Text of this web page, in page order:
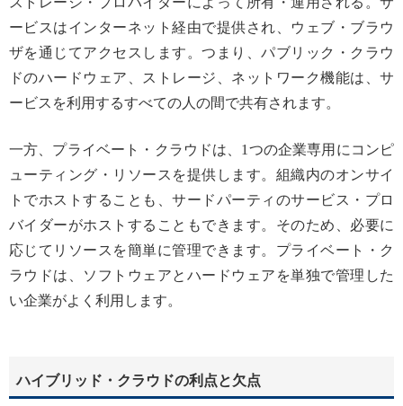
ービスはインターネット経由で提供され、ウェブ・ブラウ
ザを通じてアクセスします。つまり、パブリック・クラウ
ドのハードウェア、ストレージ、ネットワーク機能は、サ
ービスを利用するすべての人の間で共有されます。
一方、プライベート・クラウドは、1つの企業専用にコンピ
ューティング・リソースを提供します。組織内のオンサイ
トでホストすることも、サードパーティのサービス・プロ
バイダーがホストすることもできます。そのため、必要に
応じてリソースを簡単に管理できます。プライベート・ク
ラウドは、ソフトウェアとハードウェアを単独で管理した
い企業がよく利用します。
ハイブリッド・クラウドの利点と欠点